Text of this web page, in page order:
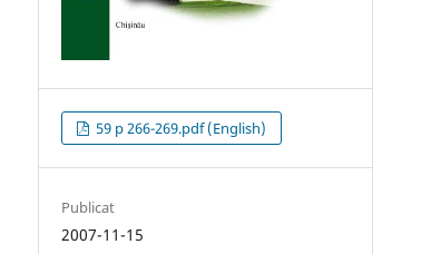
59 p 266-269.pdf (English)
Publicat
2007-11-15